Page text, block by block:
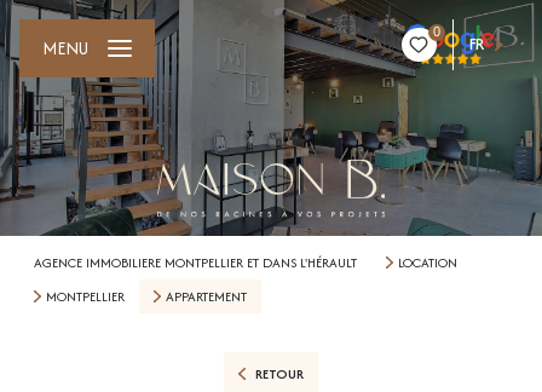
0
FR
MENU
AGENCE IMMOBILIERE MONTPELLIER ET DANS L'HÉRAULT
LOCATION
MONTPELLIER
APPARTEMENT
RETOUR